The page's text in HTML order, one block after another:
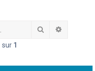
h
Rechercher
sur 1